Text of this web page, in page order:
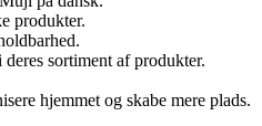
produkter.
sortiment af produkter.
hjemmet og skabe mere plads.